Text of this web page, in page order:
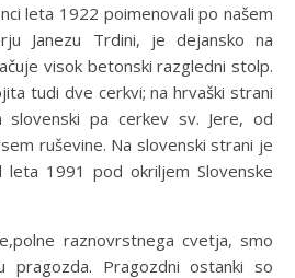
leta 1922 poimenovali po našem
Janezu Trdini, je dejansko na
visok betonski razgledni stolp.
tudi dve cerkvi; na hrvaški strani
pa cerkev sv. Jere, od
ruševine. Na slovenski strani je
1991 pod okriljem Slovenske
raznovrstnega cvetja, smo
pragozda. Pragozdni ostanki so